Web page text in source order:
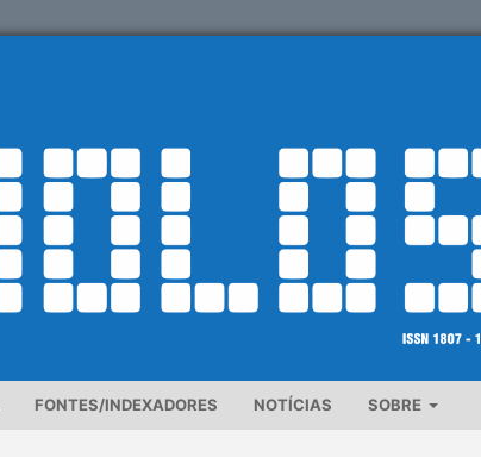
FONTES/INDEXADORES NOTÍCIAS SOBRE